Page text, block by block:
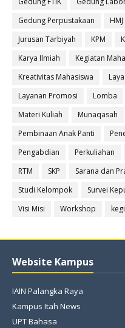
Gedung Perpustakaan
Jurusan Tarbiyah
KPM
Karya Ilmiah
Kegiatan
Kreativitas Mahasiswa
Layanan Promosi
Lomba
Materi Kuliah
Munaqasah
Pembinaan Anak Panti
Pengabdian
Perkuliahan
RTM
SKP Sarana dan
Studi Kelompok
Survei
Visi Misi
Workshop
Website Kampus
IAIN Palangka Raya
Kampus Itah News
UPT Bahasa